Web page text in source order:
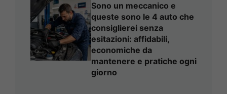
Sono un meccanico e
queste sono le 4 auto che
consiglierei senza
esitazioni: affidabili,
economiche da
mantenere e pratiche ogni
giorno